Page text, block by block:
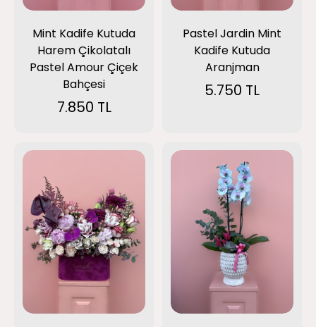
Mint Kadife Kutuda
Harem Çikolatalı
Pastel Amour Çiçek
Bahçesi
7.850 TL
Pastel Jardin Mint
Kadife Kutuda
Aranjman
5.750 TL